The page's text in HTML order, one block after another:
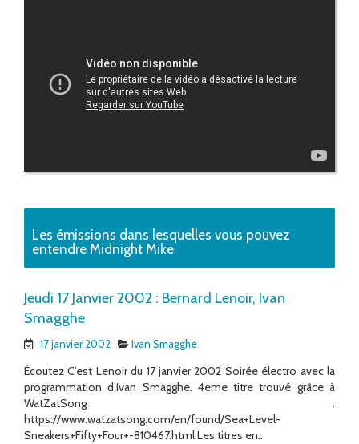
Les émissions dans lesquelles vous pouvez
entendre Midnight Mike
Jeudi 17 Janvier 2002 : Bernard Lenoir, Ivan
Smagghe
17 janvier 2002 Ivan Smagghe
Écoutez C’est Lenoir du 17 janvier 2002 Soirée électro avec la
programmation d’Ivan Smagghe. 4eme titre trouvé grâce à
WatZatSong :
https://www.watzatsong.com/en/found/Sea+Level-
Sneakers+Fifty+Four+-810467.html Les titres en..